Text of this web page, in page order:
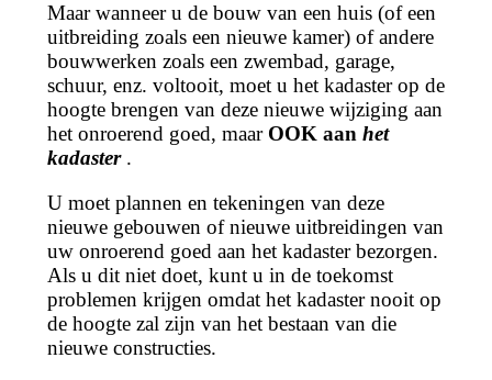
Maar wanneer u de bouw van een huis (of een
uitbreiding zoals een nieuwe kamer) of andere
bouwwerken zoals een zwembad, garage,
schuur, enz. voltooit, moet u het kadaster op de
hoogte brengen van deze nieuwe wijziging aan
het onroerend goed, maar OOK aan het
kadaster.
U moet plannen en tekeningen van deze
nieuwe gebouwen of nieuwe uitbreidingen van
uw onroerend goed aan het kadaster bezorgen.
Als u dit niet doet, kunt u in de toekomst
problemen krijgen omdat het kadaster nooit op
de hoogte zal zijn van het bestaan van die
nieuwe constructies.